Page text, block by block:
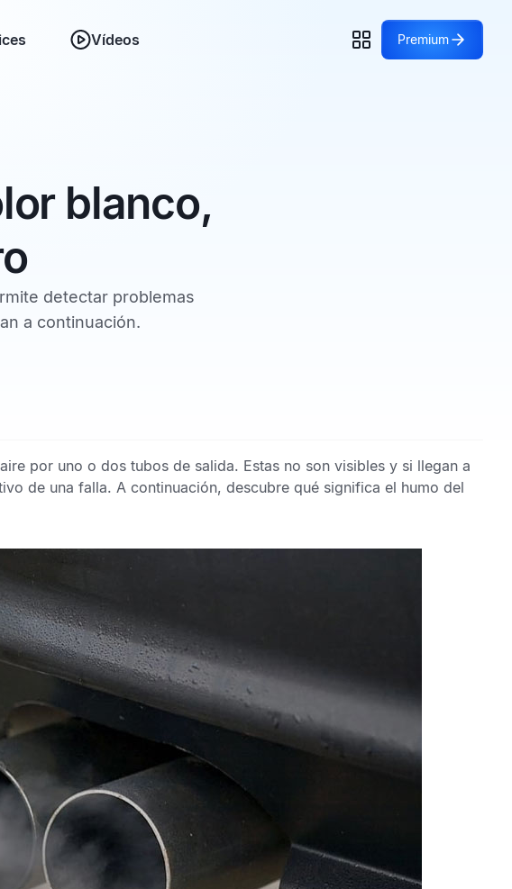
Vídeos Premium
blanco,
detectar problemas
a continuación.
por uno o dos tubos de salida. Estas no son visibles y si llegan a
de una falla. A continuación, descubre qué significa el humo del